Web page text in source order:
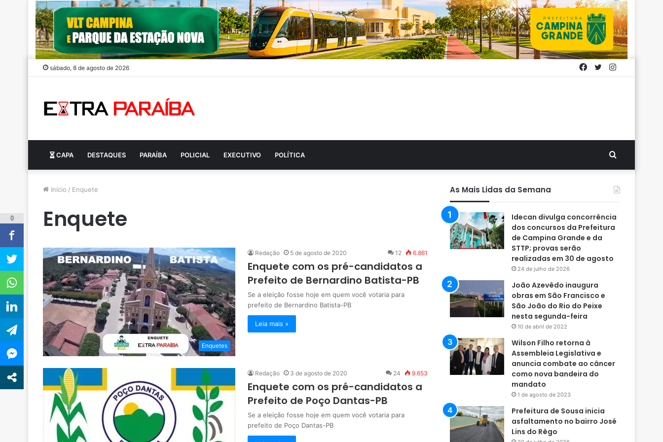
sábado, 8 de agosto de 2026 Twitter
Facebook
CAPA DESTAQUES PARAÍBA POLICIAL EXECUTIVO POLÍTICA Procurar
por
Início / Enquete
Enquete
Enquetes
Redação 5 de agosto de 2020 12 6.861
Enquete com os pré-candidatos a
Prefeito de Bernardino Batista-PB
Se a eleição fosse hoje em quem você votaria para
prefeito de Bernardino Batista-PB
Leia mais »
Redação 3 de agosto de 2020 24 9.653
Enquete com os pré-candidatos a
Prefeito de Poço Dantas-PB
Se a eleição fosse hoje em quem você votaria para
prefeito de Poço Dantas-PB
As Mais Lidas da Semana
Idecan divulga concorrência
dos concursos da Prefeitura
de Campina Grande e da
STTP; provas serão
realizadas em 30 de agosto
24 de julho de 2026
João Azevêdo inaugura
obras em São Francisco e
São João do Rio do Peixe
nesta segunda-feira
10 de abril de 2022
Wilson Filho retorna à
Assembleia Legislativa e
anuncia combate ao câncer
como nova bandeira do
mandato
1 de agosto de 2023
Prefeitura de Sousa inicia
asfaltamento no bairro José
Lins do Rêgo
0